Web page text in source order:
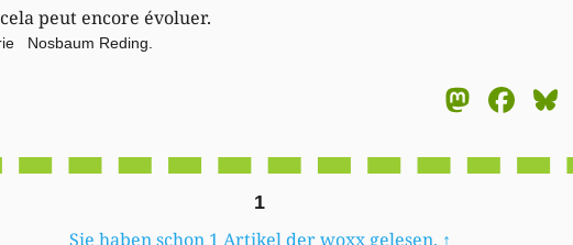
peut encore évoluer.
Nosbaum Reding.
1
Sie haben schon 1 Artikel der woxx gelesen. ↑